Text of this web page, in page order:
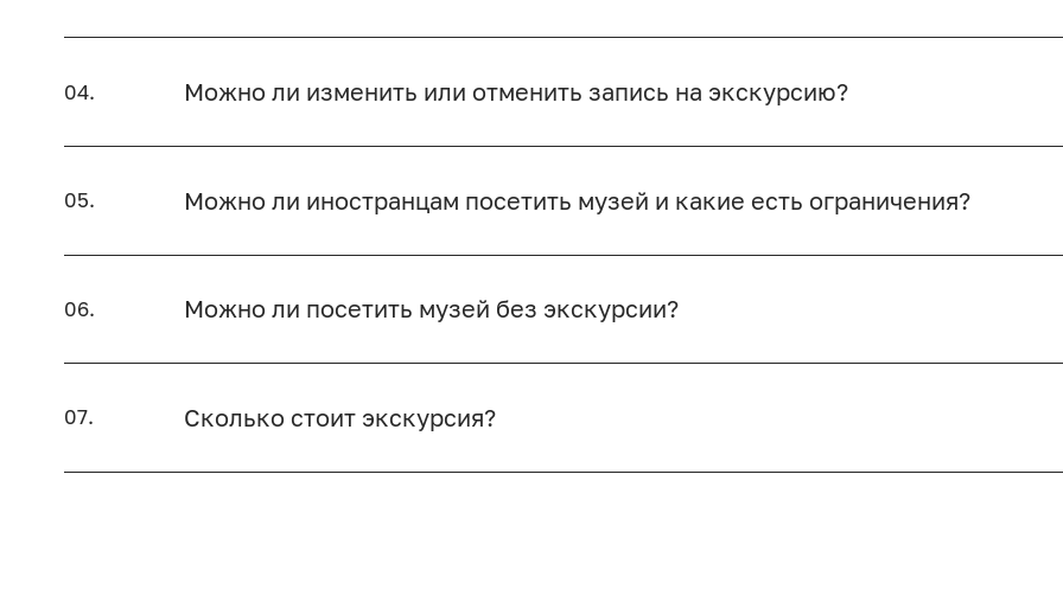
04. Можно ли изменить или отменить запись на экскурсию?
05. Можно ли иностранцам посетить музей и какие есть ограничения?
06. Можно ли посетить музей без экскурсии?
07. Сколько стоит экскурсия?